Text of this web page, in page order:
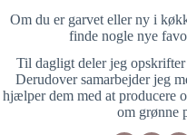
Om du er garvet eller ny i
finde nogle nye
Til dagligt deler jeg
Derudover samarbejder jeg
hjælper dem med at producere
om grønne